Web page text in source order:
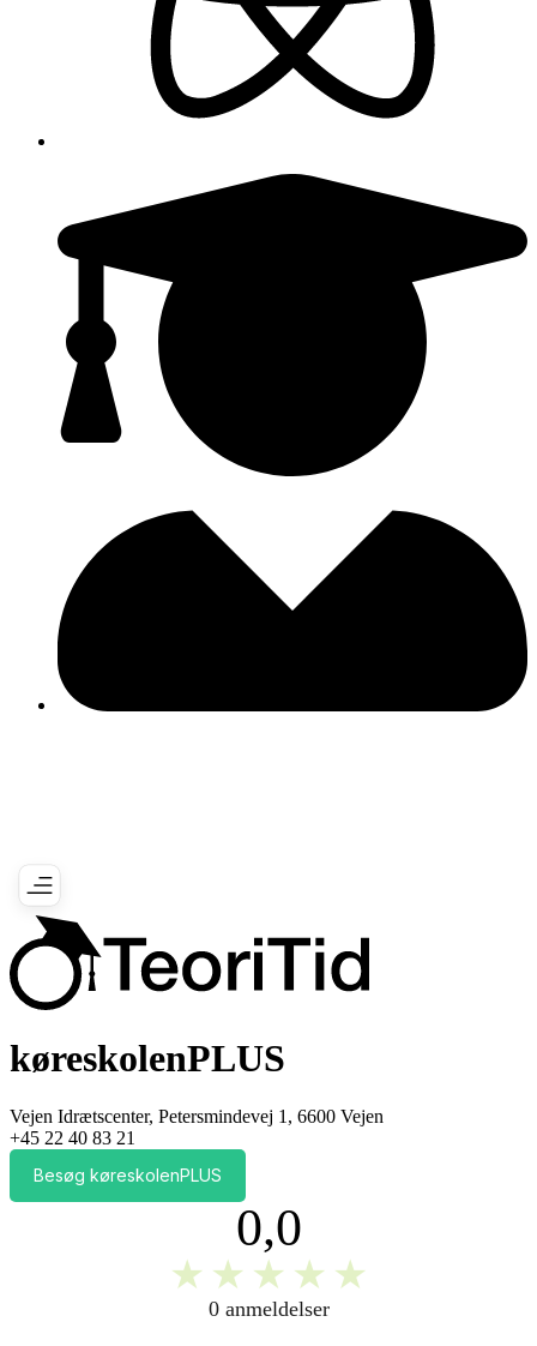
køreskolenPLUS
Vejen Idrætscenter, Petersmindevej 1, 6600 Vejen
+45 22 40 83 21
Besøg køreskolenPLUS
0,0
★ ★ ★ ★ ★
0 anmeldelser